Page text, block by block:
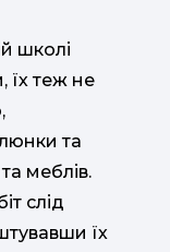
школі
їх теж не
та
меблів.
слід
їх